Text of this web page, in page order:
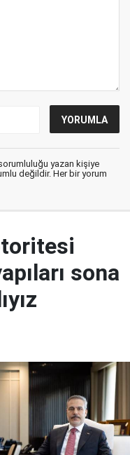
yazan kişiye
değildir. Her bir yorum
sona